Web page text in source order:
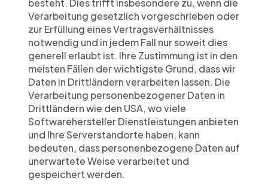
Verarbeitung gesetzlich vorgeschrieben oder
zur Erfüllung eines Vertragsverhältnisses
notwendig und in jedem Fall nur soweit dies
generell erlaubt ist. Ihre Zustimmung ist in den
meisten Fällen der wichtigste Grund, dass wir
Daten in Drittländern verarbeiten lassen. Die
Verarbeitung personenbezogener Daten in
Drittländern wie den USA, wo viele
Softwarehersteller Dienstleistungen anbieten
und Ihre Serverstandorte haben, kann
bedeuten, dass personenbezogene Daten auf
unerwartete Weise verarbeitet und
gespeichert werden.